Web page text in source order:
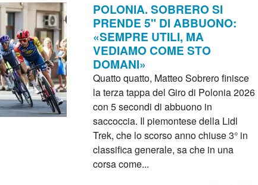
POLONIA. SOBRERO SI
PRENDE 5" DI ABBUONO:
«SEMPRE UTILI, MA
VEDIAMO COME STO
DOMANI»
Quatto quatto, Matteo Sobrero finisce
la terza tappa del Giro di Polonia 2026
con 5 secondi di abbuono in
saccoccia. Il piemontese della Lidl
Trek, che lo scorso anno chiuse 3° in
classifica generale, sa che in una
corsa come...